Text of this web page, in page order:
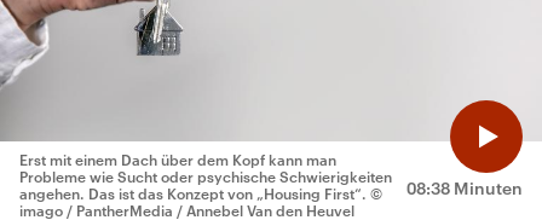
08:38 Minuten
Erst mit einem Dach über dem Kopf kann man
Probleme wie Sucht oder psychische Schwierigkeiten
angehen. Das ist das Konzept von „Housing First“. ©
imago / PantherMedia / Annebel Van den Heuvel